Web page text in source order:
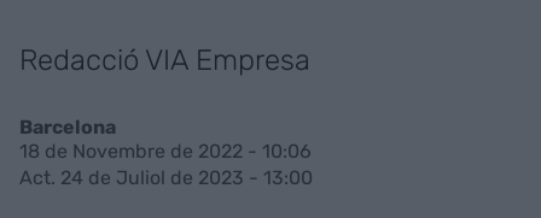
Redacció VIA Empresa
Barcelona
18 de Novembre de 2022 - 10:06
Act. 24 de Juliol de 2023 - 13:00